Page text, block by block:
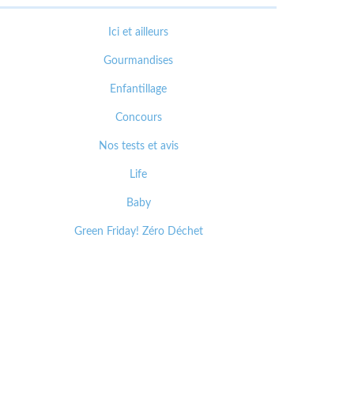
Ici et ailleurs
Gourmandises
Enfantillage
Concours
Nos tests et avis
Life
Baby
Green Friday! Zéro Déchet